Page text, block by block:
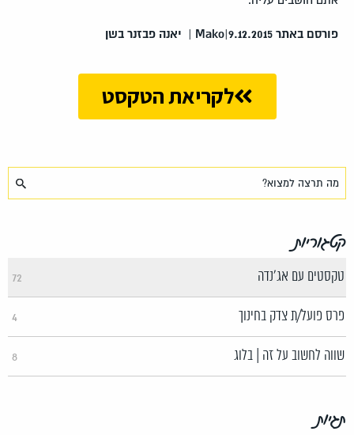
פורסם באתר Mako|9.12.2015 | יאנה פבזנר בשן
לקריאת הטקסט
קטגוריות
טקסטים עם אג'נדה 72
פרס פועל/ת צדק בחינוך 4
שווה לחשוב על זה | בלוג 8
תגיות